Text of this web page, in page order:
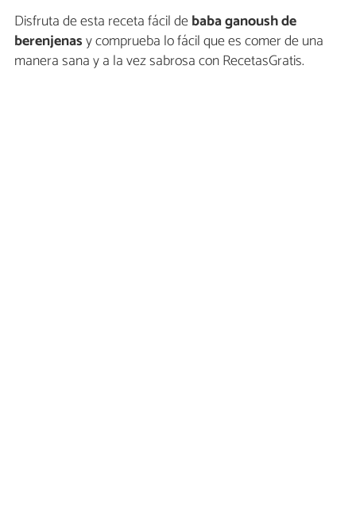
Disfruta de esta receta fácil debaba ganoush de
berenjenasy comprueba lo fácil que es comer de una
manera sana y a la vez sabrosa con RecetasGratis.